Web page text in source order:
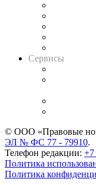
Сервисы
© ООО «Правовые
ЭЛ № ФС 77 - 79910.
Телефон редакции: +7
Политика
Политика